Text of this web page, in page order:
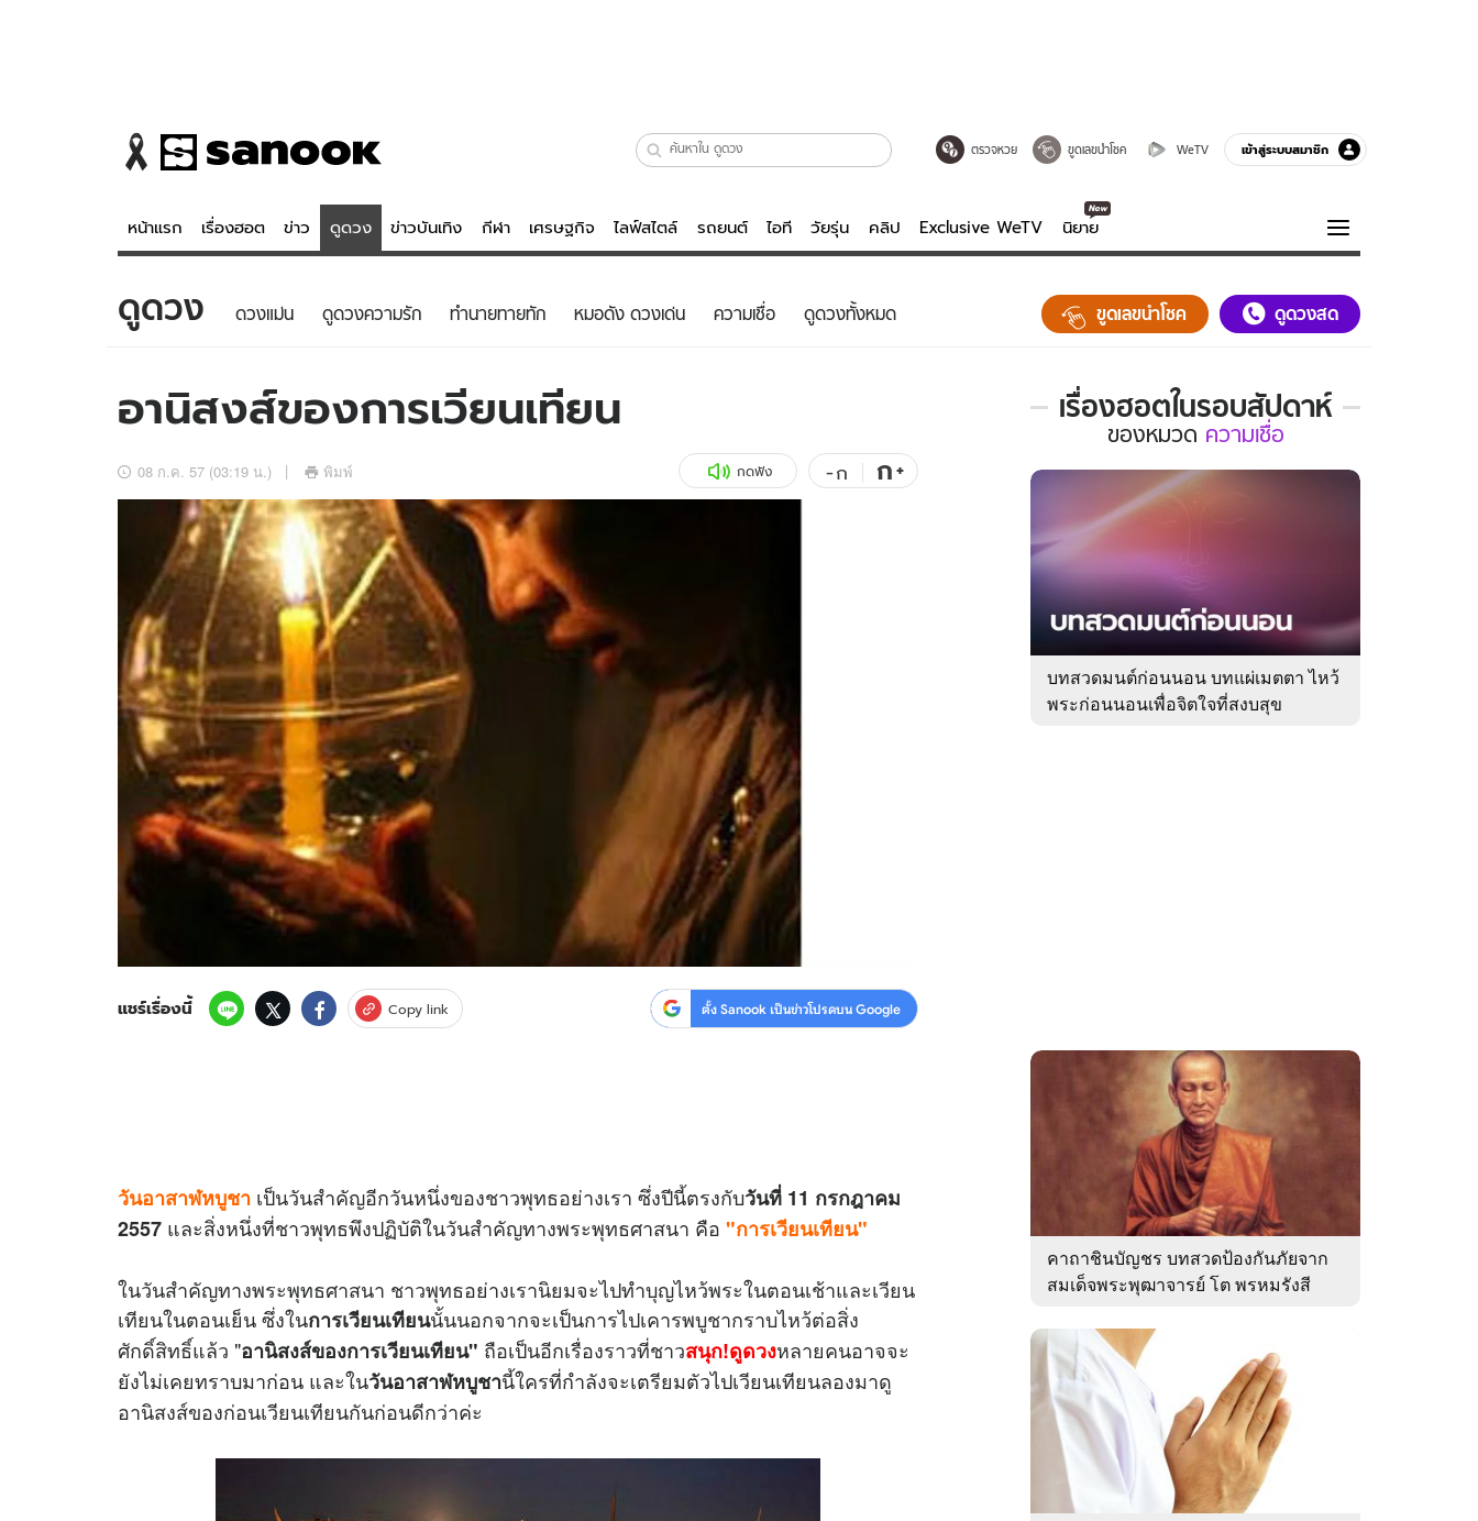
ตรวจหวย ขูดเลขนำโชค WeTV เข้าสู่ระบบสมาชิก
หน้าแรก เรื่องฮอต ข่าว ดูดวง ข่าวบันเทิง กีฬา เศรษฐกิจ ไลฟ์สไตล์ รถยนต์ ไอที วัยรุ่น คลิป Exclusive WeTV นิยาย
ข่าว
ข่าวบันเทิง
อัปเดตจีน
เช็กข่าวชัวร์
ดูดวง - ตรวจหวย
สถิติหวยไทย
ไลฟ์สไตล์
รถยนต์
คลิป
พอดแคสต์
ความรู้รอบตัว
ฮาวทู
ดาวน์โหลดสนุกแอปฟรี ติดตามสนุกโซเชียลได้ที่
สงวนลิขสิทธิ์ ©2569 บริษัท อิมเมจ ฟิวเจอร์ (ประเทศไทย) จำกัด
ดูดวง ดวงแม่น ดูดวงความรัก ทํานายทายทัก หมอดัง ดวงเด่น ความเชื่อ ดูดวงทั้งหมด ขูดเลขนำโชค ดูดวงสด
อานิสงส์ของการเวียนเทียน
08 ก.ค. 57 (03:19 น.) พิมพ์ กดฟัง -ก ก+
แชร์เรื่องนี้ Copy link ตั้ง Sanook เป็นข่าวโปรดบน Google
วันอาสาฬหบูชา เป็นวันสำคัญอีกวันหนึ่งของชาวพุทธอย่างเรา ซึ่งปีนี้ตรงกับวันที่ 11 กรกฎาคม
2557 และสิ่งหนึ่งที่ชาวพุทธพึงปฏิบัติในวันสำคัญทางพระพุทธศาสนา คือ "การเวียนเทียน"
ในวันสำคัญทางพระพุทธศาสนา ชาวพุทธอย่างเรานิยมจะไปทำบุญไหว้พระในตอนเช้าและเวียน
เทียนในตอนเย็น ซึ่งในการเวียนเทียนนั้นนอกจากจะเป็นการไปเคารพบูชากราบไหว้ต่อสิ่ง
ศักดิ์สิทธิ์แล้ว "อานิสงส์ของการเวียนเทียน" ถือเป็นอีกเรื่องราวที่ชาวสนุก!ดูดวงหลายคนอาจจะ
ยังไม่เคยทราบมาก่อน และในวันอาสาฬหบูชานี้ใครที่กำลังจะเตรียมตัวไปเวียนเทียนลองมาดู
อานิสงส์ของก่อนเวียนเทียนกันก่อนดีกว่าค่ะ
เรื่องฮอตในรอบสัปดาห์
เรื่อง
ใน
รอบ
ของ
หมวด
ความ
ของหมวด ความเชื่อ
บทสวดมนต์ก่อนนอน บทแผ่เมตตา ไหว้
พระก่อนนอนเพื่อจิตใจที่สงบสุข
คาถาชินบัญชร บทสวดป้องกันภัยจาก
สมเด็จพระพุฒาจารย์ โต พรหมรังสี